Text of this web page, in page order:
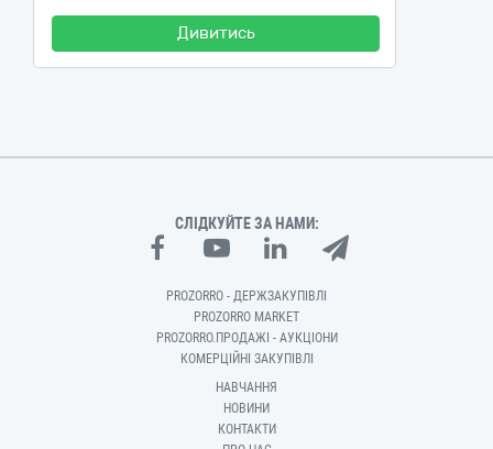
Дивитись
СЛІДКУЙТЕ ЗА НАМИ:
PROZORRO - ДЕРЖЗАКУПІВЛІ
PROZORRO MARKET
PROZORRO.ПРОДАЖІ - АУКЦІОНИ
КОМЕРЦІЙНІ ЗАКУПІВЛІ
НАВЧАННЯ
НОВИНИ
КОНТАКТИ